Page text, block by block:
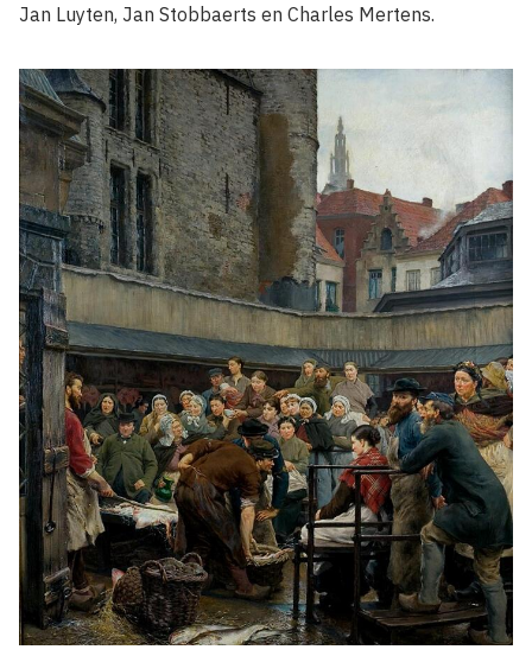
Jan Luyten, Jan Stobbaerts en Charles Mertens.